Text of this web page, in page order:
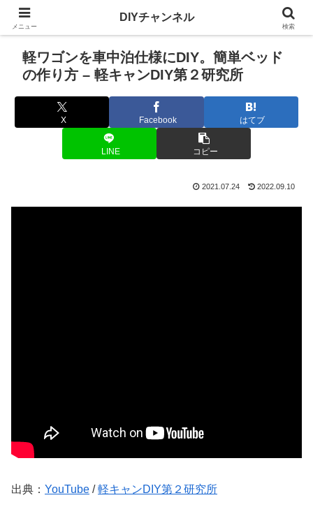
軽ワゴンを車中泊仕様にDIY。簡単ベッド
の作り方 – 軽キャンDIY第２研究所
X Facebook はてブ
LINE コピー
2021.07.24 2022.09.10
出典： YouTube /軽キャンDIY第２研究所
メニュー
DIYチャンネル
検索